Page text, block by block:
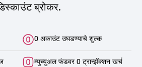
ब्रोकर.
0 अकाउंट उघडण्याचे शुल्क
म्युच्युअल फंडवर 0 ट्रान्झॅक्शन खर्च